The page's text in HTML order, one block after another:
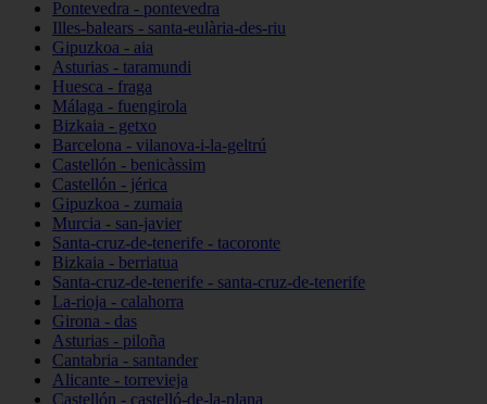
Pontevedra - pontevedra
Illes-balears - santa-eulària-des-riu
Gipuzkoa - aia
Asturias - taramundi
Huesca - fraga
Málaga - fuengirola
Bizkaia - getxo
Barcelona - vilanova-i-la-geltrú
Castellón - benicàssim
Castellón - jérica
Gipuzkoa - zumaia
Murcia - san-javier
Santa-cruz-de-tenerife - tacoronte
Bizkaia - berriatua
Santa-cruz-de-tenerife - santa-cruz-de-tenerife
La-rioja - calahorra
Girona - das
Asturias - piloña
Cantabria - santander
Alicante - torrevieja
Castellón - castelló-de-la-plana